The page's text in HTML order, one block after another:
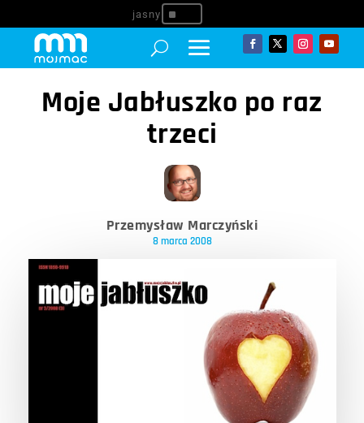
^
Moje Jabłuszko po raz
trzeci
Przemysław Marczyński
8 marca 2008